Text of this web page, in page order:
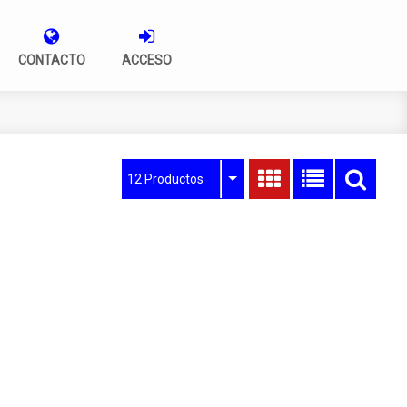
CONTACTO ACCESO
12 Productos